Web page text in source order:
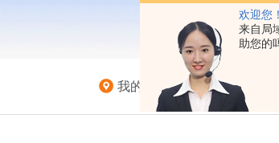
欢迎您！
来自局
助您的
我的位置：首页>产品展示